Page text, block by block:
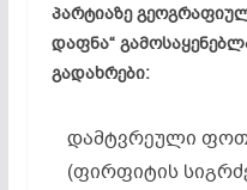
პარტიაზე
დაფნა“
გადახრები:
დამტვრეული
(ფირფიტის